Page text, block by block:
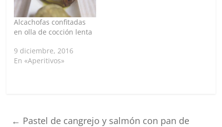
Alcachofas confitadas
en olla de cocción lenta
9 diciembre, 2016
En «Aperitivos»
← Pastel de cangrejo y salmón con pan de